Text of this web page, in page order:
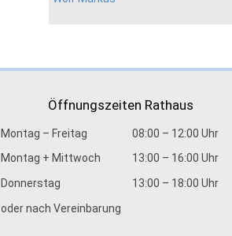
Öffnungszeiten Rathaus
Montag – Freitag
08:00 – 12:00 Uhr
Montag + Mittwoch
13:00 – 16:00 Uhr
Donnerstag
13:00 – 18:00 Uhr
oder nach Vereinbarung